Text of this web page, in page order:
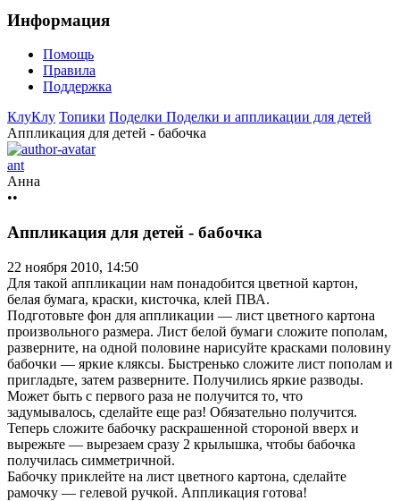
Информация
Помощь
Правила
Поддержка
КлуКлу Топики Поделки Поделки и аппликации для детей
Аппликация для детей - бабочка
ant
Анна
••
Аппликация для детей - бабочка
22 ноября 2010, 14:50
Для такой аппликации нам понадобится цветной картон,
белая бумага, краски, кисточка, клей ПВА.
Подготовьте фон для аппликации — лист цветного картона
произвольного размера. Лист белой бумаги сложите пополам,
разверните, на одной половине нарисуйте красками половину
бабочки — яркие кляксы. Быстренько сложите лист пополам и
пригладьте, затем разверните. Получились яркие разводы.
Может быть с первого раза не получится то, что
задумывалось, сделайте еще раз! Обязательно получится.
Теперь сложите бабочку раскрашенной стороной вверх и
вырежьте — вырезаем сразу 2 крылышка, чтобы бабочка
получилась симметричной.
Бабочку приклейте на лист цветного картона, сделайте
рамочку — гелевой ручкой. Аппликация готова!